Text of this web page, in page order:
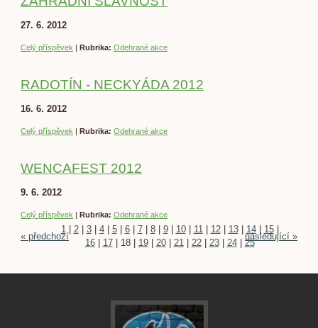
27. 6. 2012
Celý příspěvek | Rubrika: Odehrané akce
RADOTÍN - NECKYÁDA 2012
16. 6. 2012
Celý příspěvek | Rubrika: Odehrané akce
WENCAFEST 2012
9. 6. 2012
Celý příspěvek | Rubrika: Odehrané akce
« předchozí
1 2 3 4 5 6 7 8 9 10 11 12 13 14 15
16
17 18 19 20 21 22 23 24 25
následující »